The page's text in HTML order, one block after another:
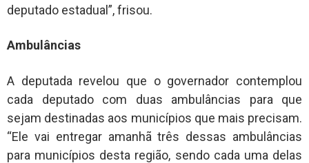
deputado estadual”, frisou.
Ambulâncias
A deputada revelou que o governador contemplou
cada deputado com duas ambulâncias para que
sejam destinadas aos municípios que mais precisam.
“Ele vai entregar amanhã três dessas ambulâncias
para municípios desta região, sendo cada uma delas